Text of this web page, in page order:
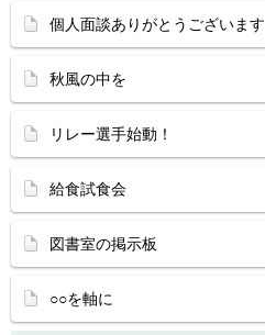
個人面談ありがとうございます
秋風の中を
リレー選手始動！
給食試食会
図書室の掲示板
○○を軸に